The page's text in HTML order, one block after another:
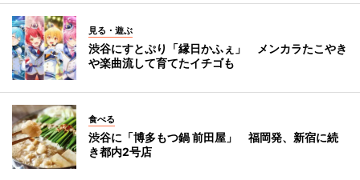
見る・遊ぶ
渋谷にすとぷり「縁日かふぇ」 メンカラたこやき
や楽曲流して育てたイチゴも
食べる
渋谷に「博多もつ鍋 前田屋」 福岡発、新宿に続
き都内2号店